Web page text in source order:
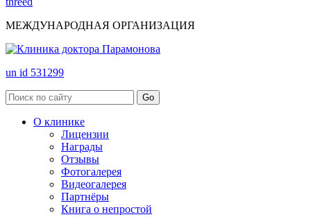
МЕЖДУНАРОДНАЯ ОРГАНИЗАЦИЯ
un id 531299
О клинике
Лицензии
Награды
Отзывы
Фотогалерея
Видеогалерея
Партнёры
Книга о непростой